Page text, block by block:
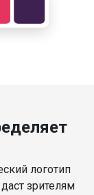
логотип
зрителям